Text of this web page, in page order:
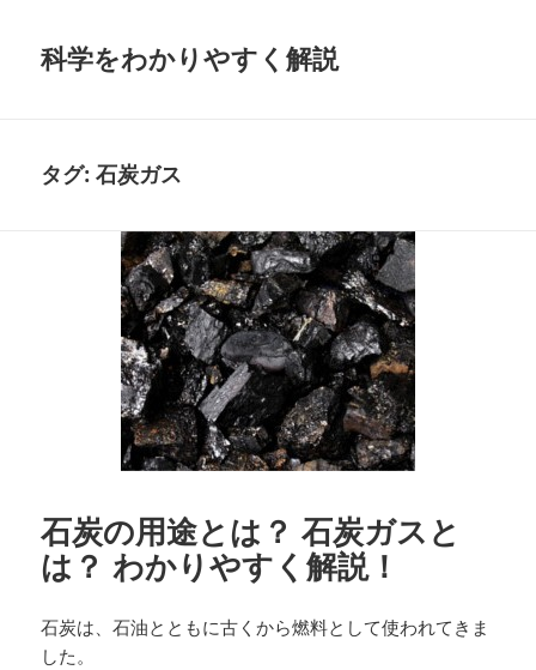
科学をわかりやすく解説
タグ:石炭ガス
石炭の用途とは？ 石炭ガスと
は？ わかりやすく解説！
石炭は、石油とともに古くから燃料として使われてきま
した。